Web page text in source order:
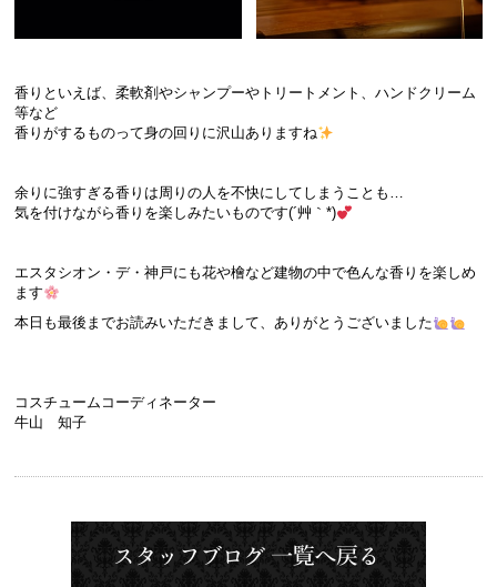
香りといえば、柔軟剤やシャンプーやトリートメント、ハンドクリーム
等など
香りがするものって身の回りに沢山ありますね
余りに強すぎる香りは周りの人を不快にしてしまうことも…
気を付けながら香りを楽しみたいものです(´艸｀*)
エスタシオン・デ・神戸にも花や檜など建物の中で色んな香りを楽しめ
ます
本日も最後までお読みいただきまして、ありがとうございました
コスチュームコーディネーター
牛山 知子